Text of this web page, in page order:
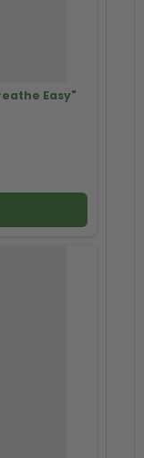
Easy"